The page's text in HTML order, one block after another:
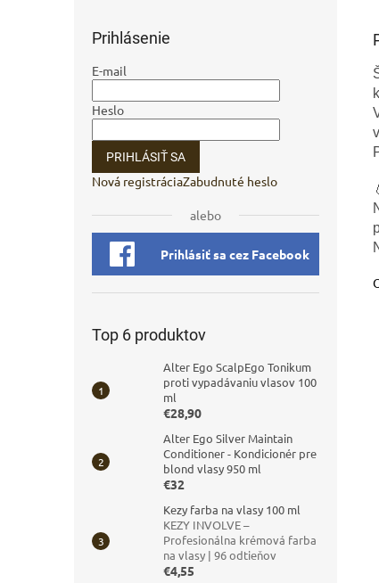
Prihlásenie
E-mail
Heslo
PRIHLÁSIŤ SA
Nová registráciaZabudnuté heslo
alebo
Prihlásiť sa cez Facebook
Top 6 produktov
Alter Ego ScalpEgo Tonikum
proti vypadávaniu vlasov 100
ml
€28,90
Alter Ego Silver Maintain
Conditioner - Kondicionér pre
blond vlasy 950 ml
€32
Kezy farba na vlasy 100 ml
KEZY INVOLVE –
Profesionálna krémová farba
na vlasy | 96 odtieňov
€4,55